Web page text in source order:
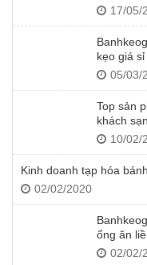
17/05/
kẹo giá
05/03/
Top sản
khách
10/02/
Kinh doanh tạp hóa
02/02/2020
ống ăn
02/02/